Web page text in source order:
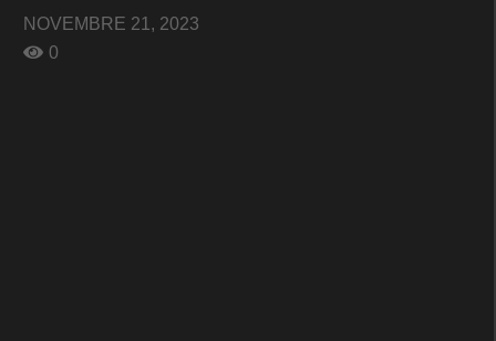
NOVEMBRE 21, 2023
0